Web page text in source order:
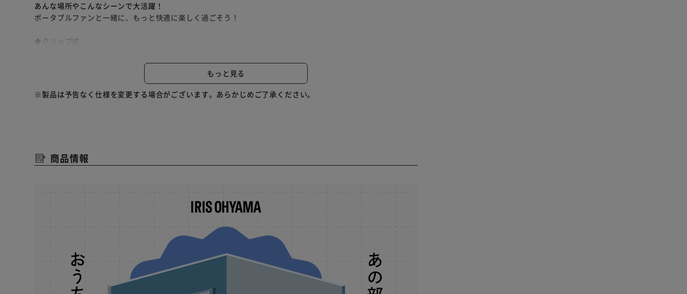
あんな場所やこんなシーンで大活躍！
ポータブルファンと一緒に、もっと快適に楽しく過ごそう！
◆クリップ式
※クリップではさめるポール径は最大約3cmです。
大切な家族が快適に過ごせる空間に。
シーンに合わせてお選びいただけます。
◆夜間でも使えるLEDライト付き
羽根の裏にLEDライトを搭載。
3段階の明るさが選べるので、間接照明としてや夜間使用時に便利です。
もっと見る
※製品は予告なく仕様を変更する場合がございます。あらかじめご了承ください。
商品情報